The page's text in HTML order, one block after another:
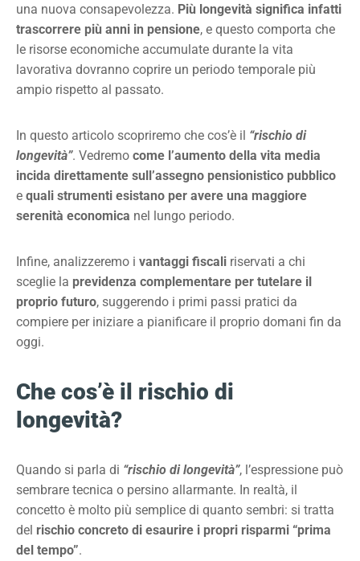
una nuova consapevolezza. Più longevità significa infatti
trascorrere più anni in pensione, e questo comporta che
le risorse economiche accumulate durante la vita
lavorativa dovranno coprire un periodo temporale più
ampio rispetto al passato.
In questo articolo scopriremo che cos’è il “rischio di
longevità”. Vedremo come l’aumento della vita media
incida direttamente sull’assegno pensionistico pubblico
e quali strumenti esistano per avere una maggiore
serenità economica nel lungo periodo.
Infine, analizzeremo i vantaggi fiscali riservati a chi
sceglie la previdenza complementare per tutelare il
proprio futuro, suggerendo i primi passi pratici da
compiere per iniziare a pianificare il proprio domani fin da
oggi.
Che cos’è il rischio di
longevità?
Quando si parla di “rischio di longevità”, l’espressione può
sembrare tecnica o persino allarmante. In realtà, il
concetto è molto più semplice di quanto sembri: si tratta
del rischio concreto di esaurire i propri risparmi “prima
del tempo”.